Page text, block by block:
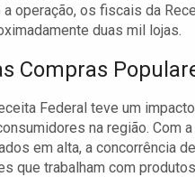
a operação, os fiscais da
duas mil lojas.
Compras
Federal teve um
na região. Com
em alta, a concorrência
que trabalham com